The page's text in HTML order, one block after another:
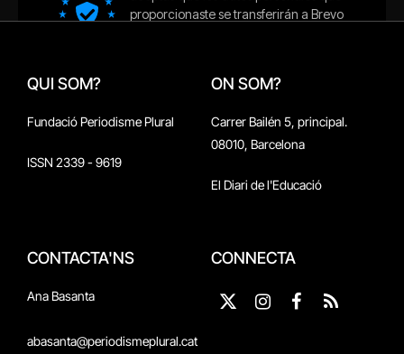
QUI SOM?
Fundació Periodisme Plural
ISSN 2339 - 9619
ON SOM?
Carrer Bailén 5, principal.
08010, Barcelona
El Diari de l'Educació
CONTACTA'NS
Ana Basanta
abasanta@periodismeplural.cat
CONNECTA
X
Instagram
Facebook
RSS